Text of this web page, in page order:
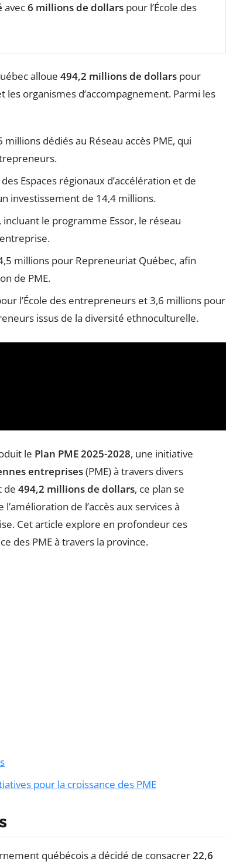
avec6 millions de dollars pour l’École des
alloue 494,2 millions de dollars pour
les organismes d’accompagnement. Parmi les
millions dédiés au Réseau accès PME, qui
Espaces régionaux d’accélération et de
investissement de 14,4 millions.
le programme Essor, le réseau
millions pour Repreneuriat Québec, afin
de PME.
l’École des entrepreneurs et 3,6 millions pour
issus de la diversité ethnoculturelle.
le Plan PME 2025-2028, une initiative
entreprises(PME) à travers divers
de 494,2 millions de dollars, ce plan se
de l’accès aux services à
Cet article explore en profondeur ces
des PME à travers la province.
pour la croissance des PME
québécois a décidé de consacrer22,6